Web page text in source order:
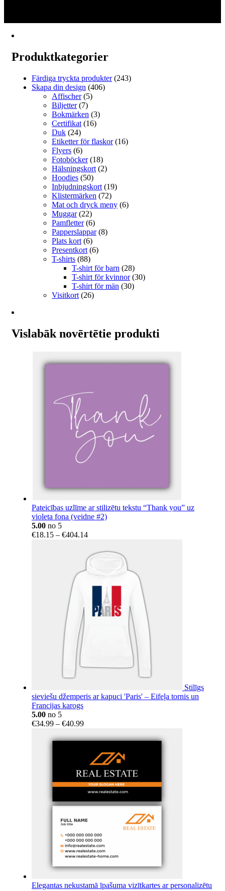
kan
väljas
produktsidan
Produktkategorier
Färdiga tryckta produkter (243)
Skapa din design (406)
Affischer (5)
Biljetter (7)
Bokmärken (3)
Certifikat (16)
Duk (24)
Etiketter för flaskor (16)
Flyers (6)
Fotoböcker (18)
Hälsningskort (2)
Hoodies (50)
Inbjudningskort (19)
Klistermärken (72)
Mat och dryck meny (6)
Muggar (22)
Pamfletter (6)
Papperslappar (8)
Plats kort (6)
Presentkort (6)
T-shirts (88)
T-shirt för barn (28)
T-shirt för kvinnor (30)
T-shirt för män (30)
Visitkort (26)
Vislabāk novērtētie produkti
Pateicības uzlīme ar stilizētu tekstu “Thank you” uz
violeta fona (veidne #2)
5.00 no 5
€18.15 – €404.14Price
€18.15
through
Stilīgs
sieviešu džemperis ar kapuci 'Paris' – Eifeļa tornis un
Francijas karogs
5.00 no 5
€34.99 – €40.99Price
€34.99
through
€40.99
Elegantas nekustamā īpašuma vizītkartes ar personalizētu